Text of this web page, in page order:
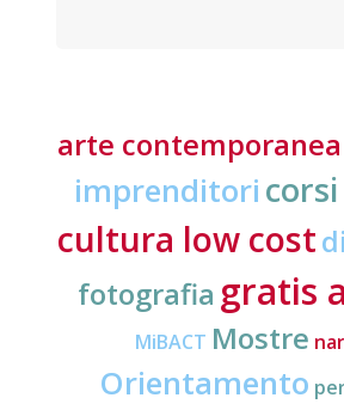
arte contemporanea
imprenditori
cultura low cost
fotografia gratis
MiBACT Mostre
Orientamento